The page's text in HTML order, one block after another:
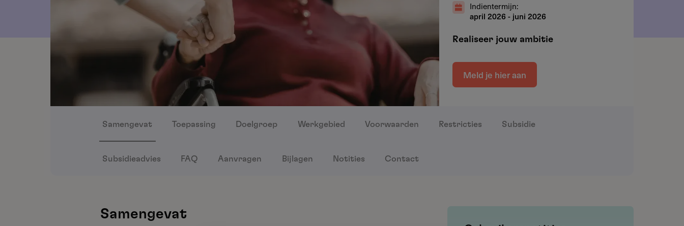
Indientermijn:
april 2026 - juni 2026
Realiseer jouw ambitie
Meld je hier aan
Samengevat Toepassing Doelgroep Werkgebied Voorwaarden Restricties Subsidie
Subsidieadvies FAQ Aanvragen Bijlagen Notities Contact
Samengevat